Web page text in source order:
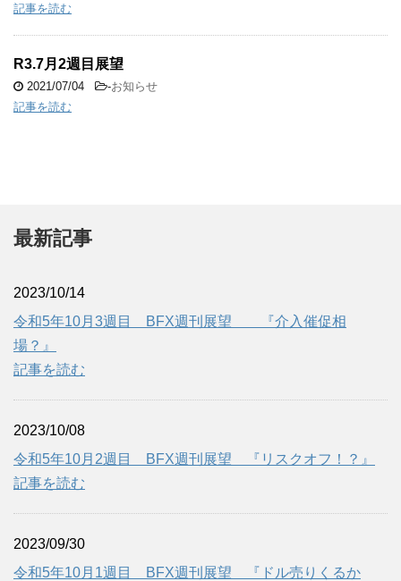
記事を読む
R3.7月2週目展望
2021/07/04 -お知らせ
記事を読む
最新記事
2023/10/14
令和5年10月3週目 BFX週刊展望 『介入催促相
場？』
記事を読む
2023/10/08
令和5年10月2週目 BFX週刊展望 『リスクオフ！？』
記事を読む
2023/09/30
令和5年10月1週目 BFX週刊展望 『ドル売りくるか